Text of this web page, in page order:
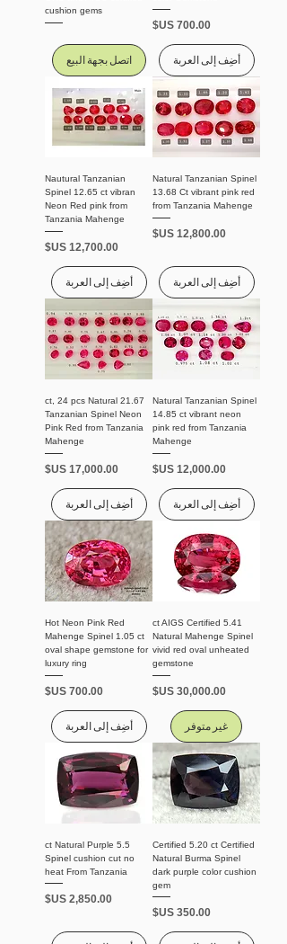
السعر
أضِف إلى العربة
cushion gems
اتصل بجهة البيع
Natural Tanzanian Spinel
13.68 Ct vibrant pink red
from Tanzania Mahenge
السعر
أضِف إلى العربة
Nautural Tanzanian
Spinel 12.65 ct vibran
Neon Red pink from
Tanzania Mahenge
السعر
أضِف إلى العربة
Natural Tanzanian Spinel
14.85 ct vibrant neon
pink red from Tanzania
Mahenge
السعر
أضِف إلى العربة
21.67 ct, 24 pcs Natural
Tanzanian Spinel Neon
Pink Red from Tanzania
Mahenge
السعر
أضِف إلى العربة
5.41 ct AIGS Certified
Natural Mahenge Spinel
vivid red oval unheated
gemstone
السعر
غير متوفر
Hot Neon Pink Red
Mahenge Spinel 1.05 ct
oval shape gemstone for
luxury ring
السعر
أضِف إلى العربة
Certified 5.20 ct Certified
Natural Burma Spinel
dark purple color cushion
gem
السعر
5.5 ct Natural Purple
Spinel cushion cut no
heat From Tanzania
السعر